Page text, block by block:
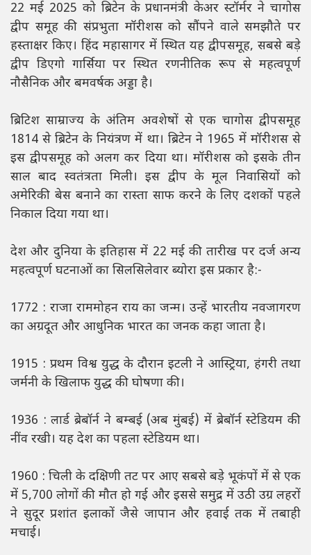
22 मई 2025 को ब्रिटेन के प्रधानमंत्री केअर स्टॉर्मर ने चागोस
द्वीप समूह की संप्रभुता मॉरीशस को सौंपने वाले समझौते पर
हस्ताक्षर किए। हिंद महासागर में स्थित यह द्वीपसमूह, सबसे बड़े
द्वीप डिएगो गार्सिया पर स्थित रणनीतिक रूप से महत्वपूर्ण
नौसैनिक और बमवर्षक अड्डा है।
ब्रिटिश साम्राज्य के अंतिम अवशेषों से एक चागोस द्वीपसमूह
1814 से ब्रिटेन के नियंत्रण में था। ब्रिटेन ने 1965 में मॉरीशस से
इस द्वीपसमूह को अलग कर दिया था। मॉरीशस को इसके तीन
साल बाद स्वतंत्रता मिली। इस द्वीप के मूल निवासियों को
अमेरिकी बेस बनाने का रास्ता साफ करने के लिए दशकों पहले
निकाल दिया गया था।
देश और दुनिया के इतिहास में 22 मई की तारीख पर दर्ज अन्य
महत्वपूर्ण घटनाओं का सिलसिलेवार ब्योरा इस प्रकार है:-
1772 : राजा राममोहन राय का जन्म। उन्हें भारतीय नवजागरण
का अग्रदूत और आधुनिक भारत का जनक कहा जाता है।
1915 : प्रथम विश्व युद्ध के दौरान इटली ने आस्ट्रिया, हंगरी तथा
जर्मनी के खिलाफ युद्ध की घोषणा की।
1936 : लार्ड ब्रेबॉर्न ने बम्बई (अब मुंबई) में ब्रेबॉर्न स्टेडियम की
नींव रखी। यह देश का पहला स्टेडियम था।
1960 : चिली के दक्षिणी तट पर आए सबसे बड़े भूकंपों में से एक
में 5,700 लोगों की मौत हो गई और इससे समुद्र में उठी उग्र लहरों
ने सुदूर प्रशांत इलाकों जैसे जापान और हवाई तक में तबाही
मचाई।